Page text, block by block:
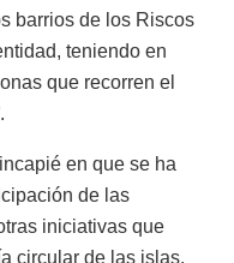
barrios de los Riscos
teniendo en
que recorren el
en que se ha
de las
iniciativas que
circular de las islas.